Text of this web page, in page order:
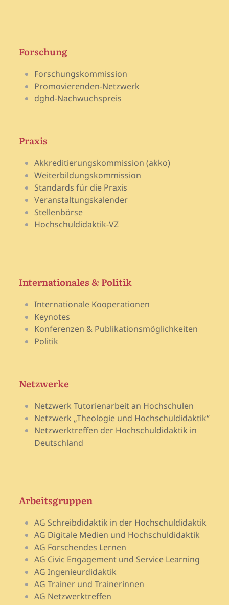
Forschung
Forschungskommission
Promovierenden-Netzwerk
dghd-Nachwuchspreis
Praxis
Akkreditierungskommission (akko)
Weiterbildungskommission
Standards für die Praxis
Veranstaltungskalender
Stellenbörse
Hochschuldidaktik-VZ
Internationales & Politik
Internationale Kooperationen
Keynotes
Konferenzen & Publikationsmöglichkeiten
Politik
Netzwerke
Netzwerk Tutorienarbeit an Hochschulen
Netzwerk „Theologie und Hochschuldidaktik“
Netzwerktreffen der Hochschuldidaktik in
Deutschland
Arbeitsgruppen
AG Schreibdidaktik in der Hochschuldidaktik
AG Digitale Medien und Hochschuldidaktik
AG Forschendes Lernen
AG Civic Engagement und Service Learning
AG Ingenieurdidaktik
AG Trainer und Trainerinnen
AG Netzwerktreffen